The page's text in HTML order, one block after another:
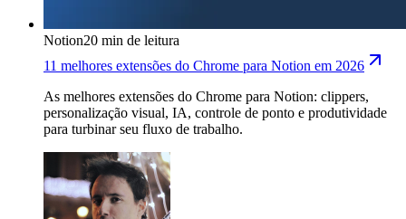
Notion20 min de leitura
11 melhores extensões do Chrome para Notion em 2026
As melhores extensões do Chrome para Notion: clippers,
personalização visual, IA, controle de ponto e produtividade
para turbinar seu fluxo de trabalho.